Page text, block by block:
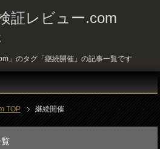
証レビュー.com
」のタグ「継続開催」の記事一覧です
TOP 継続開催